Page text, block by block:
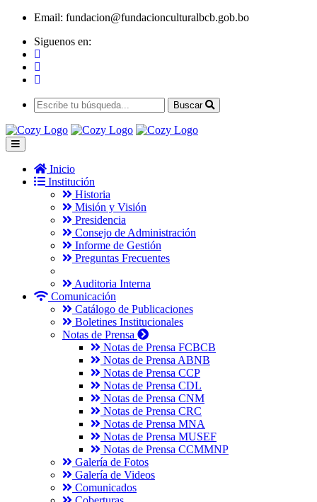
Email: fundacion@fundacionculturalbcb.gob.bo
Siguenos en:
Buscar
Inicio
Institución
Historia
Misión y Visión
Presidencia
Consejo de Administración
Informe de Gestión
Preguntas Frecuentes
Auditoria Interna
Comunicación
Catálogo de Publicaciones
Boletines Institucionales
Notas de Prensa
Notas de Prensa FCBCB
Notas de Prensa ABNB
Notas de Prensa CCP
Notas de Prensa CDL
Notas de Prensa CNM
Notas de Prensa CRC
Notas de Prensa MNA
Notas de Prensa MUSEF
Notas de Prensa CCMMNP
Galería de Fotos
Galería de Videos
Comunicados